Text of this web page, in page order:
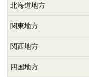
北海道地方
関東地方
関西地方
四国地方